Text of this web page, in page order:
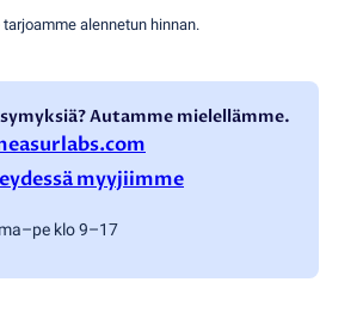
alennetun hinnan.
Autamme mielellämme.
myyjiimme
klo 9–17